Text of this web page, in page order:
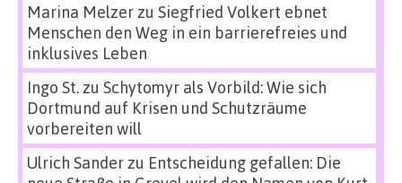
Marina Melzerzu Siegfried Volkert ebnet
Menschen den Weg in ein barrierefreies und
inklusives Leben
Ingo St.zu Schytomyr als Vorbild: Wie sich
Dortmund auf Krisen und Schutzräume
vorbereiten will
Ulrich Sanderzu Entscheidung gefallen: Die